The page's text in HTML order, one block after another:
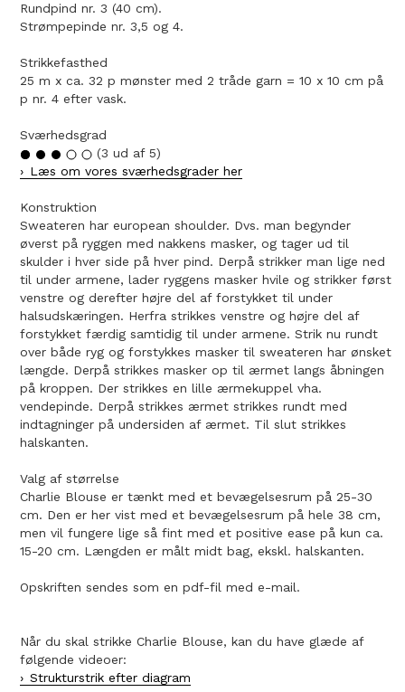
Rundpind nr. 3 (40 cm).
Strømpepinde nr. 3,5 og 4.
Strikkefasthed
25 m x ca. 32 p mønster med 2 tråde garn = 10 x 10 cm på
p nr. 4 efter vask.
Sværhedsgrad
(3 ud af 5)
Læs om vores sværhedsgrader her
Konstruktion
Sweateren har european shoulder. Dvs. man begynder
øverst på ryggen med nakkens masker, og tager ud til
skulder i hver side på hver pind. Derpå strikker man lige ned
til under armene, lader ryggens masker hvile og strikker først
venstre og derefter højre del af forstykket til under
halsudskæringen. Herfra strikkes venstre og højre del af
forstykket færdig samtidig til under armene. Strik nu rundt
over både ryg og forstykkes masker til sweateren har ønsket
længde. Derpå strikkes masker op til ærmet langs åbningen
på kroppen. Der strikkes en lille ærmekuppel vha.
vendepinde. Derpå strikkes ærmet strikkes rundt med
indtagninger på undersiden af ærmet. Til slut strikkes
halskanten.
Valg af størrelse
Charlie Blouse er tænkt med et bevægelsesrum på 25-30
cm. Den er her vist med et bevægelsesrum på hele 38 cm,
men vil fungere lige så fint med et positive ease på kun ca.
15-20 cm. Længden er målt midt bag, ekskl. halskanten.
Opskriften sendes som en pdf-fil med e-mail.
Når du skal strikke Charlie Blouse, kan du have glæde af
følgende videoer:
Strukturstrik efter diagram